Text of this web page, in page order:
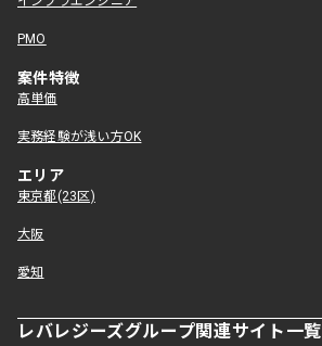
PMO
案件特徴
高単価
実務経験が浅い方OK
エリア
東京都(23区)
大阪
愛知
レバレジーズグループ関連サイト一覧